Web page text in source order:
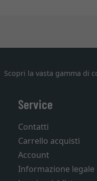
Scopri la vasta gamma di
Service
Contatti
Carrello acquisti
Account
Informazione legale